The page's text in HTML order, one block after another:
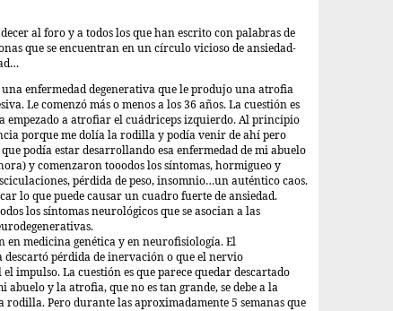
al foro y a todos los que han escrito con palabras de
que se encuentran en un círculo vicioso de ansiedad-
enfermedad degenerativa que le produjo una atrofia
Le comenzó más o menos a los 36 años. La cuestión es
empezado a atrofiar el cuádriceps izquierdo. Al principio
porque me dolía la rodilla y podía venir de ahí pero
que podía estar desarrollando esa enfermedad de mi abuelo
y comenzaron tooodos los síntomas, hormigueo y
pérdida de peso, insomnio…un auténtico caos.
lo que puede causar un cuadro fuerte de ansiedad.
los síntomas neurológicos que se asocian a las
en medicina genética y en neurofisiología. El
descartó pérdida de inervación o que el nervio
impulso. La cuestión es que parece quedar descartado
abuelo y la atrofia, que no es tan grande, se debe a la
rodilla. Pero durante las aproximadamente 5 semanas que